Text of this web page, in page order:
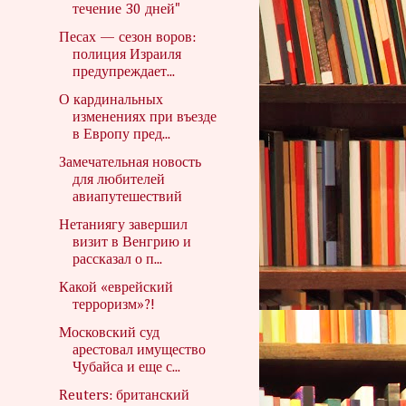
течение 30 дней"
Песах — сезон воров:
полиция Израиля
предупреждает...
О кардинальных
изменениях при въезде
в Европу пред...
Замечательная новость
для любителей
авиапутешествий
Нетаниягу завершил
визит в Венгрию и
рассказал о п...
Какой «еврейский
терроризм»?!
Московский суд
арестовал имущество
Чубайса и еще с...
Reuters: британский